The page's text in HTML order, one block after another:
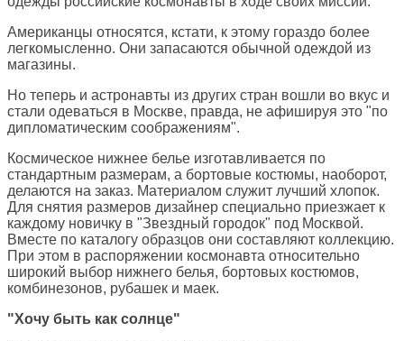
Американцы относятся, кстати, к этому гораздо более
легкомысленно. Они запасаются обычной одеждой из
магазины.
Но теперь и астронавты из других стран вошли во вкус и
стали одеваться в Москве, правда, не афишируя это "по
дипломатическим соображениям".
Космическое нижнее белье изготавливается по
стандартным размерам, а бортовые костюмы, наоборот,
делаются на заказ. Материалом служит лучший хлопок.
Для снятия размеров дизайнер специально приезжает к
каждому новичку в "Звездный городок" под Москвой.
Вместе по каталогу образцов они составляют коллекцию.
При этом в распоряжении космонавта относительно
широкий выбор нижнего белья, бортовых костюмов,
комбинезонов, рубашек и маек.
"Хочу быть как солнце"